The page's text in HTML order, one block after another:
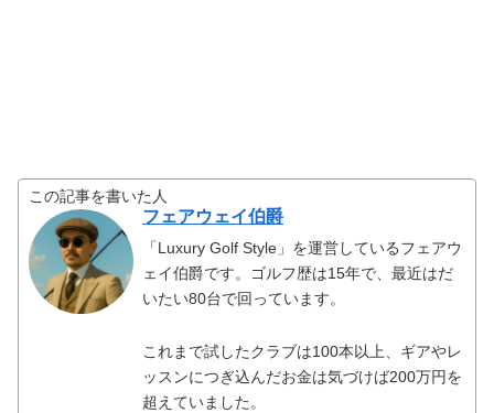
この記事を書いた人
フェアウェイ伯爵
「Luxury Golf Style」を運営しているフェアウ
ェイ伯爵です。ゴルフ歴は15年で、最近はだ
いたい80台で回っています。
これまで試したクラブは100本以上、ギアやレ
ッスンにつぎ込んだお金は気づけば200万円を
超えていました。